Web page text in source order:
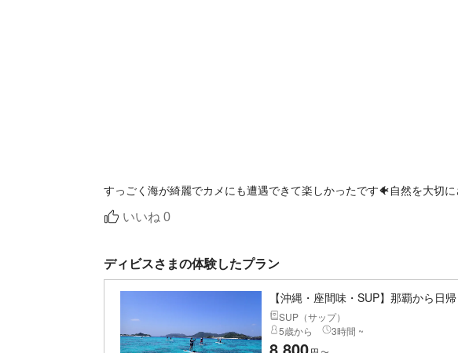
すっごく海が綺麗でカメにも遭遇できて楽しかったです🐠自然を大切
いいね 0
ディビスさまの体験したプラン
【沖縄・座間味・SUP】那覇から日
SUP（サップ）
5歳から
3時間 ~